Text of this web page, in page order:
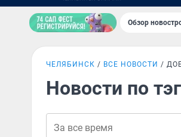
Обзор
ЧЕЛЯБИНСК ВСЕ НОВОСТИ
Новости по